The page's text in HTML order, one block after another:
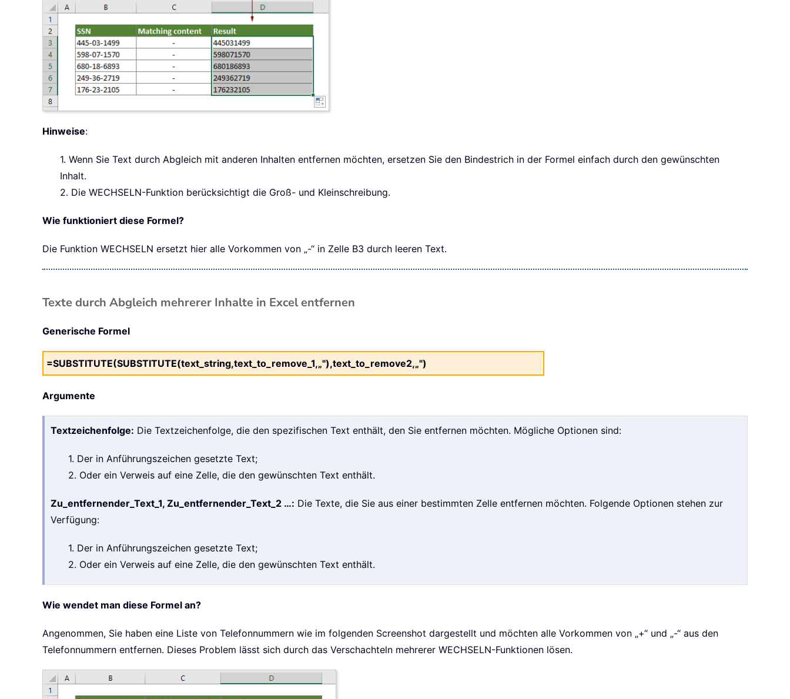
Hinweise:
1. Wenn Sie Text durch Abgleich mit anderen Inhalten entfernen möchten, ersetzen Sie den Bindestrich in der Formel einfach durch den gewünschten
Inhalt.
2. Die WECHSELN-Funktion berücksichtigt die Groß- und Kleinschreibung.
Wie funktioniert diese Formel?
Die Funktion WECHSELN ersetzt hier alle Vorkommen von „-“ in Zelle B3 durch leeren Text.
Texte durch Abgleich mehrerer Inhalte in Excel entfernen
Generische Formel
=SUBSTITUTE(SUBSTITUTE(text_string,text_to_remove_1,„"),text_to_remove2,„")
Argumente
Textzeichenfolge: Die Textzeichenfolge, die den spezifischen Text enthält, den Sie entfernen möchten. Mögliche Optionen sind:
1. Der in Anführungszeichen gesetzte Text;
2. Oder ein Verweis auf eine Zelle, die den gewünschten Text enthält.
Zu_entfernender_Text_1, Zu_entfernender_Text_2 …: Die Texte, die Sie aus einer bestimmten Zelle entfernen möchten. Folgende Optionen stehen zur
Verfügung:
1. Der in Anführungszeichen gesetzte Text;
2. Oder ein Verweis auf eine Zelle, die den gewünschten Text enthält.
Wie wendet man diese Formel an?
Angenommen, Sie haben eine Liste von Telefonnummern wie im folgenden Screenshot dargestellt und möchten alle Vorkommen von „+“ und „-“ aus den
Telefonnummern entfernen. Dieses Problem lässt sich durch das Verschachteln mehrerer WECHSELN-Funktionen lösen.